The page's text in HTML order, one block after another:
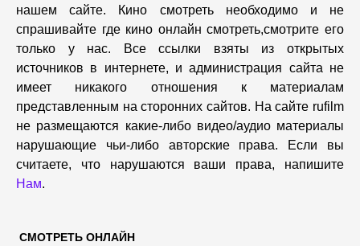
нашем сайте. Кино смотреть необходимо и не
спрашивайте где кино онлайн смотреть,cмотрите его
только у нас. Все ссылки взяты из открытых
источников в интернете, и администрация сайта не
имеет никакого отношения к материалам
представленным на сторонних сайтов. На сайте rufilm
не размещаются какие-либо видео/аудио материалы
нарушающие чьи-либо авторские права. Если вы
считаете, что нарушаются ваши права, напишите
Нам.
СМОТРЕТЬ ОНЛАЙН